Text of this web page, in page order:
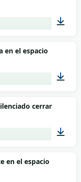
en el espacio
00:07
cerrar
00:01
en el espacio